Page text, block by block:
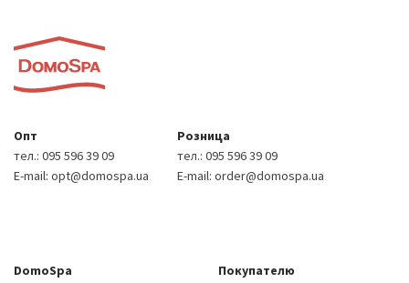
Опт
тел.: 095 596 39 09
E-mail: opt@domospa.ua
Розница
тел.: 095 596 39 09
E-mail: order@domospa.ua
DomoSpa
Покупателю